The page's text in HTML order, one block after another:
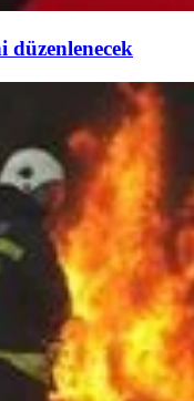
düzenlenecek